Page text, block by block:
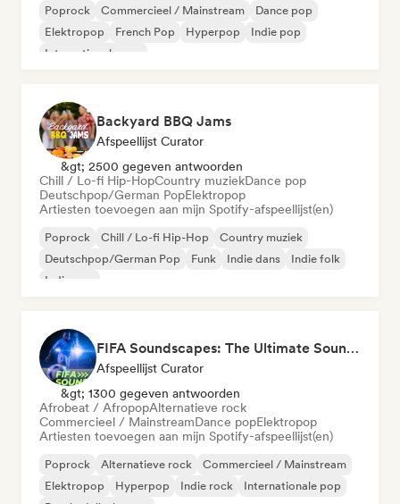
Poprock Commercieel / Mainstream
Dance pop
Elektropop
French Pop Hyperpop
Indie pop
Internationale pop
Backyard BBQ Jams
Afspeellijst Curator
&gt; 2500 gegeven antwoorden
Chill / Lo-fi Hip-HopCountry muziekDance pop
Deutschpop/German PopElektropop
Artiesten toevoegen aan mijn Spotify-afspeellijst(en)
Poprock Chill / Lo-fi Hip-Hop
Country muziek
Deutschpop/German Pop
Funk Indie dans
Indie folk
Indie pop
FIFA Soundscapes: The Ultimate Soundtrack ⚽️ Festival Indie, Electropop & Dance Anthems
Afspeellijst Curator
&gt; 1300 gegeven antwoorden
Afrobeat / AfropopAlternatieve rock
Commercieel / MainstreamDance popElektropop
Artiesten toevoegen aan mijn Spotify-afspeellijst(en)
Poprock Alternatieve rock
Commercieel / Mainstream
Elektropop
Hyperpop Indie rock
Internationale pop